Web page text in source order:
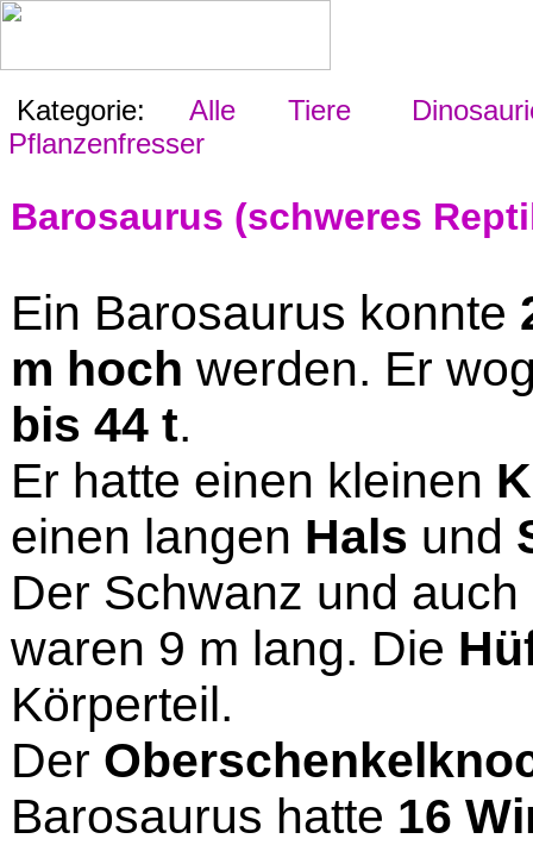
Kategorie: Alle Tiere
Pflanzenfresser
Barosaurus (schweres
Ein Barosaurus konnte
m hoch werden. Er
bis 44 t.
Er hatte einen kleinen
einen langen Hals und
Der Schwanz und
waren 9 m lang. Die
Körperteil.
Der
Barosaurus hatte 16